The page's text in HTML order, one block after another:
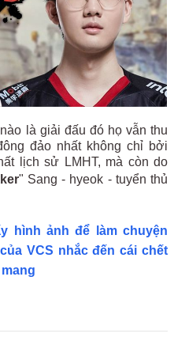
là giải đấu đó họ vẫn thu
đảo nhất không chỉ bởi
lịch sử LMHT, mà còn do
" Sang - hyeok - tuyển thủ
hình ảnh để làm chuyện
VCS nhắc đến cái chết